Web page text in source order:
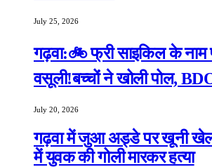
July 25, 2026
गढ़वा:🚲 फ्री साइकिल के नाम
वसूली!बच्चों ने खोली पोल,
July 20, 2026
गढ़वा में जुआ अड्डे पर खूनी
में युवक की गोली मारकर हत्या